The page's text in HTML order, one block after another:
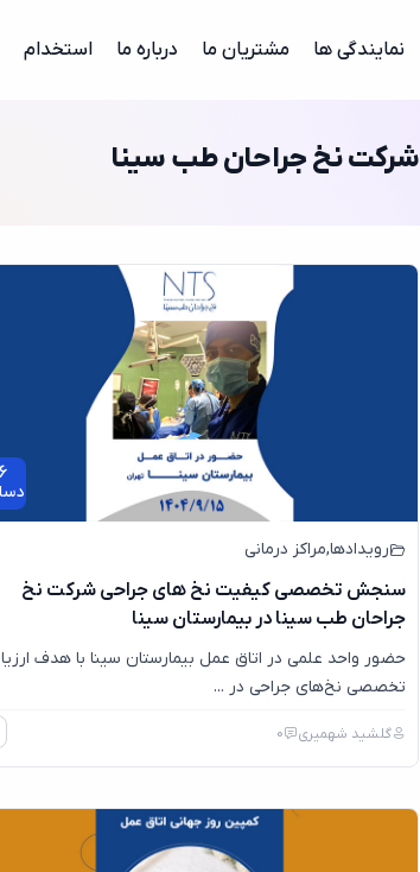
نمایندگی ها مشتریان ما درباره ما استخدام
شرکت نخ جراحان طب سینا
رویدادها,مراکز درمانی
سنجش تخصصی کیفیت نخ های جراحی شرکت نخ
جراحان طب سینا در بیمارستان سینا
حضور واحد علمی در اتاق عمل بیمارستان سینا با هدف
تخصصی نخ‌های جراحی در ...
گلشید شهمیری 0